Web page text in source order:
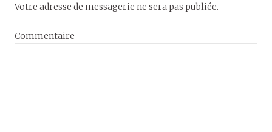
Votre adresse de messagerie ne sera pas publiée.
Commentaire